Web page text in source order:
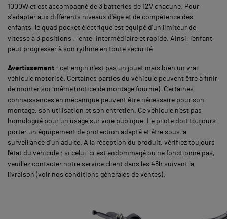
1000W et est accompagné de 3 batteries de 12V chacune. Pour
s'adapter aux différents niveaux d'âge et de compétence des
enfants, le quad pocket électrique est équipé d'un limiteur de
vitesse à 3 positions : lente, intermédiaire et rapide. Ainsi, l'enfant
peut progresser à son rythme en toute sécurité.
Avertissement : cet engin n'est pas un jouet mais bien un vrai
véhicule motorisé. Certaines parties du véhicule peuvent être à finir
de monter soi-même (notice de montage fournie). Certaines
connaissances en mécanique peuvent être nécessaire pour son
montage, son utilisation et son entretien. Ce véhicule n'est pas
homologué pour un usage sur voie publique. Le pilote doit toujours
porter un équipement de protection adapté et être sous la
surveillance d'un adulte. A la réception du produit, vérifiez toujours
l'état du véhicule : si celui-ci est endommagé ou ne fonctionne pas,
veuillez contacter notre service client dans les 48h suivant la
livraison (voir nos conditions générales de ventes).